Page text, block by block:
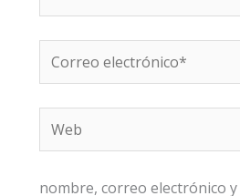
Correo
electrónico*
Web
nombre, correo electrónico